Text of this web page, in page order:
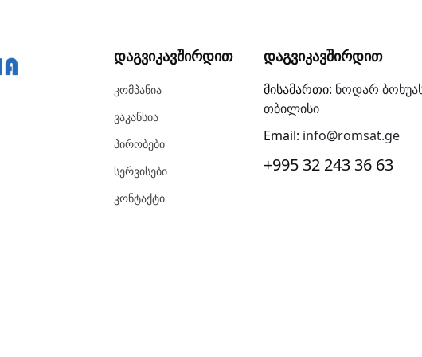
Დაგვიკავშირდით
Კომპანია
Ვაკანსია
Პირობები
Სერვისები
Კონტაქტი
Დაგვიკავშირდით
მისამართი: ნოდარ
თბილისი
Email: info@romsat.ge
+995 32 243 36 63